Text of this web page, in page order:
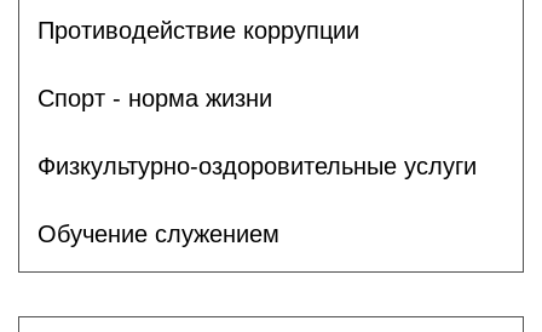
Противодействие коррупции
Спорт - норма жизни
Физкультурно-оздоровительные услуги
Обучение служением